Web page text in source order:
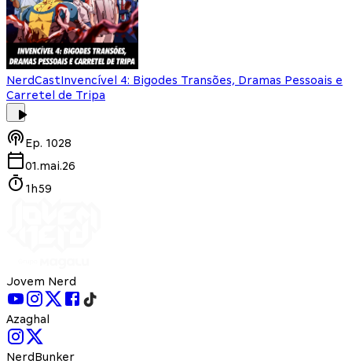
NerdCastInvencível 4: Bigodes Transões, Dramas Pessoais e
Carretel de Tripa
Ep. 1028
01.mai.26
1h59
Jovem Nerd
Azaghal
NerdBunker